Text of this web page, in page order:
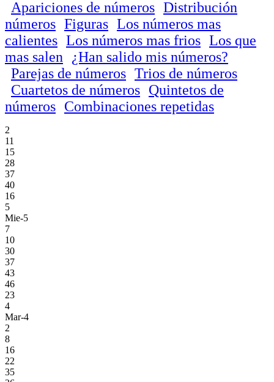
Apariciones de números Distribución
números Figuras Los números mas
calientes Los números mas frios Los que
mas salen
¿Han salido mis números?
Parejas de números Trios de números
Cuartetos de números Quintetos de
números Combinaciones repetidas
2
11
15
28
37
40
16
5
Mie-5
7
10
30
37
43
46
23
4
Mar-4
2
8
16
22
35